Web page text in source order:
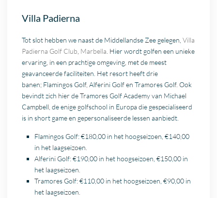
Villa Padierna
Tot slot hebben we naast de Middellandse Zee gelegen,Villa
Padierna Golf Club Marbella . Hier wordt golfen een unieke
ervaring, in een prachtige omgeving, met de meest
geavanceerde faciliteiten. Het resort heeft drie
banen; Flamingos Golf, Alferini Golf en Tramores Golf. Ook
bevindt zich hier de Tramores Golf Academy van Michael
Campbell, de enige golfschool in Europa die gespecialiseerd
is in short game en gepersonaliseerde lessen aanbiedt.
Flamingos Golf: €180,00 in het hoogseizoen, €140,00
in het laagseizoen.
Alferini Golf: €190,00 in het hoogseizoen, €150,00 in
het laagseizoen.
Tramores Golf: €110,00 in het hoogseizoen, €90,00 in
het laagseizoen.